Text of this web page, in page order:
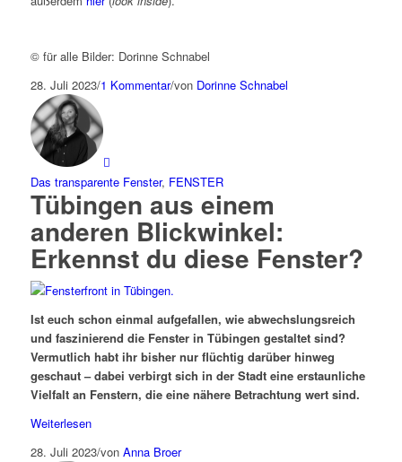
© für alle Bilder: Dorinne Schnabel
28. Juli 2023/1 Kommentar/von Dorinne Schnabel
Das transparente Fenster, FENSTER
Tübingen aus einem
anderen Blickwinkel​:
Erkennst du diese Fenster?​
Ist euch schon einmal aufgefallen, wie abwechslungsreich
und faszinierend die Fenster in Tübingen gestaltet sind?
Vermutlich habt ihr bisher nur flüchtig darüber hinweg
geschaut – dabei verbirgt sich in der Stadt eine erstaunliche
Vielfalt an Fenstern, die eine nähere Betrachtung wert sind.
Weiterlesen
28. Juli 2023/von Anna Broer